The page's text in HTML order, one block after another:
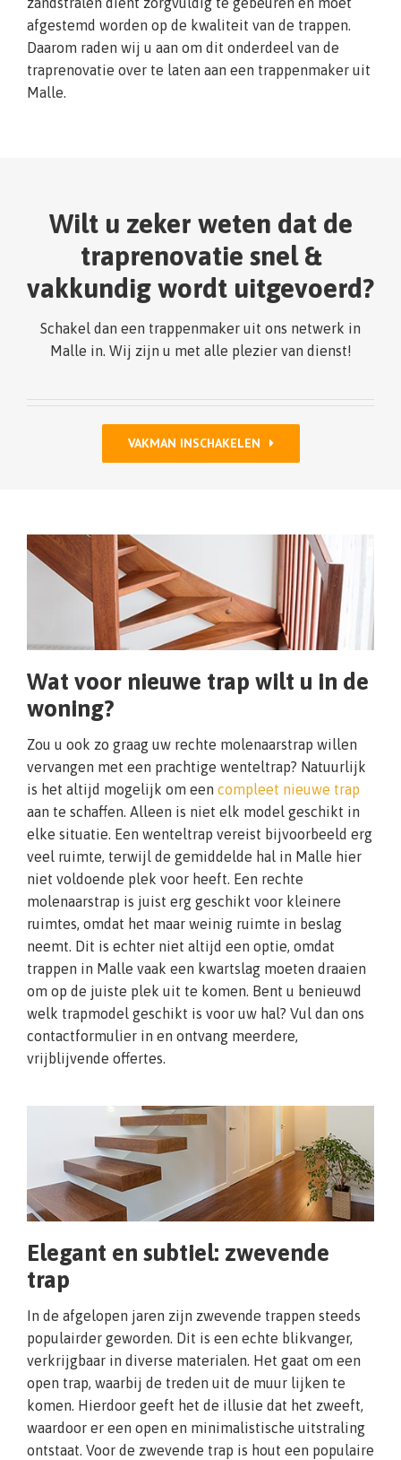
afgestemd worden op de kwaliteit van de trappen.
Daarom raden wij u aan om dit onderdeel van de
traprenovatie over te laten aan een trappenmaker uit
Malle.
Wilt u zeker weten dat de
traprenovatie snel &
vakkundig wordt uitgevoerd?
Schakel dan een trappenmaker uit ons netwerk in
Malle in. Wij zijn u met alle plezier van dienst!
VAKMAN INSCHAKELEN
Wat voor nieuwe trap wilt u in de
woning?
Zou u ook zo graag uw rechte molenaarstrap willen
vervangen met een prachtige wenteltrap? Natuurlijk
is het altijd mogelijk om een compleet nieuwe trap
aan te schaffen. Alleen is niet elk model geschikt in
elke situatie. Een wenteltrap vereist bijvoorbeeld erg
veel ruimte, terwijl de gemiddelde hal in Malle hier
niet voldoende plek voor heeft. Een rechte
molenaarstrap is juist erg geschikt voor kleinere
ruimtes, omdat het maar weinig ruimte in beslag
neemt. Dit is echter niet altijd een optie, omdat
trappen in Malle vaak een kwartslag moeten draaien
om op de juiste plek uit te komen. Bent u benieuwd
welk trapmodel geschikt is voor uw hal? Vul dan ons
contactformulier in en ontvang meerdere,
vrijblijvende offertes.
Elegant en subtiel: zwevende
trap
In de afgelopen jaren zijn zwevende trappen steeds
populairder geworden. Dit is een echte blikvanger,
verkrijgbaar in diverse materialen. Het gaat om een
open trap, waarbij de treden uit de muur lijken te
komen. Hierdoor geeft het de illusie dat het zweeft,
waardoor er een open en minimalistische uitstraling
ontstaat. Voor de zwevende trap is hout een populaire